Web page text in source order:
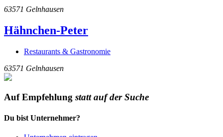
63571 Gelnhausen
Hähnchen-Peter
Restaurants & Gastronomie
63571 Gelnhausen
Auf Empfehlung statt auf der Suche
Du bist Unternehmer?